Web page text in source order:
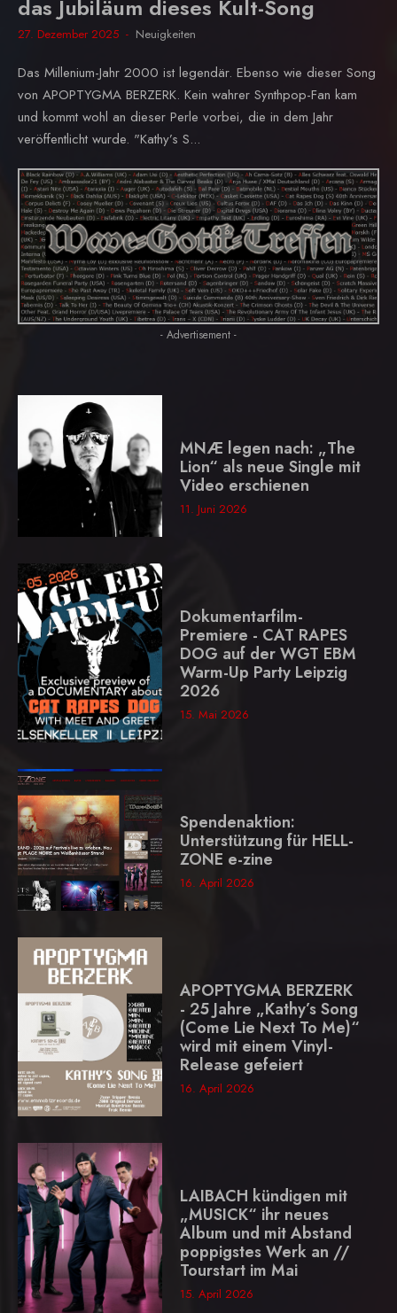
das Jubiläum dieses Kult-Song
27. Dezember 2025 Neuigkeiten
Das Millenium-Jahr 2000 ist legendär. Ebenso wie dieser Song
von APOPTYGMA BERZERK. Kein wahrer Synthpop-Fan kam
und kommt wohl an dieser Perle vorbei, die in dem Jahr
veröffentlicht wurde. "Kathy’s S...
- Advertisement -
MNÆ legen nach: „The
Lion“ als neue Single mit
Video erschienen
11. Juni 2026
Dokumentarfilm-
Premiere - CAT RAPES
DOG auf der WGT EBM
Warm-Up Party Leipzig
2026
15. Mai 2026
Spendenaktion:
Unterstützung für HELL-
ZONE e-zine
16. April 2026
APOPTYGMA BERZERK
- 25 Jahre „Kathy’s Song
(Come Lie Next To Me)“
wird mit einem Vinyl-
Release gefeiert
16. April 2026
LAIBACH kündigen mit
„MUSICK“ ihr neues
Album und mit Abstand
poppigstes Werk an //
Tourstart im Mai
15. April 2026